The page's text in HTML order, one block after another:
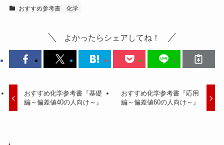
おすすめ参考書 化学
よかったらシェアしてね！
おすすめ化学参考書『基礎
編～偏差値40の人向け～』
おすすめ化学参考書『応用
編～偏差値60の人向け～』